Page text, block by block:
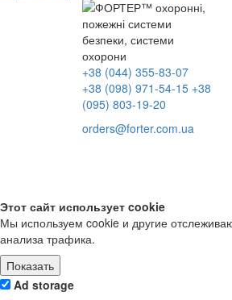
+38 (044) 355-83-07
+38 (098) 971-54-15 +38
(095) 803-19-20
orders@forter.com.ua
Этот сайт использует cookie
Мы используем cookie и другие
анализа трафика.
Показать
Ad storage